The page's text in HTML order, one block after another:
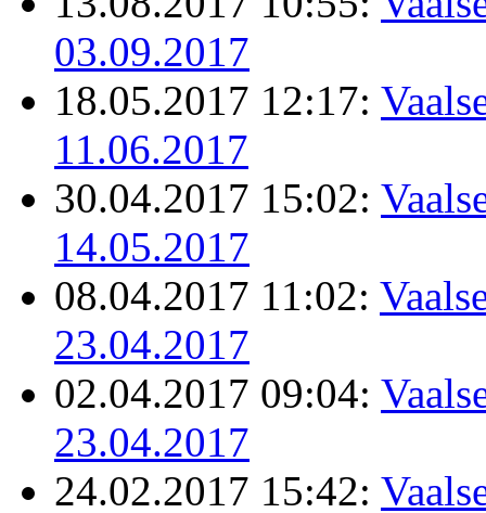
03.09.2017
18.05.2017 12:17:
11.06.2017
30.04.2017 15:02:
14.05.2017
08.04.2017 11:02:
23.04.2017
02.04.2017 09:04:
23.04.2017
24.02.2017 15:42: